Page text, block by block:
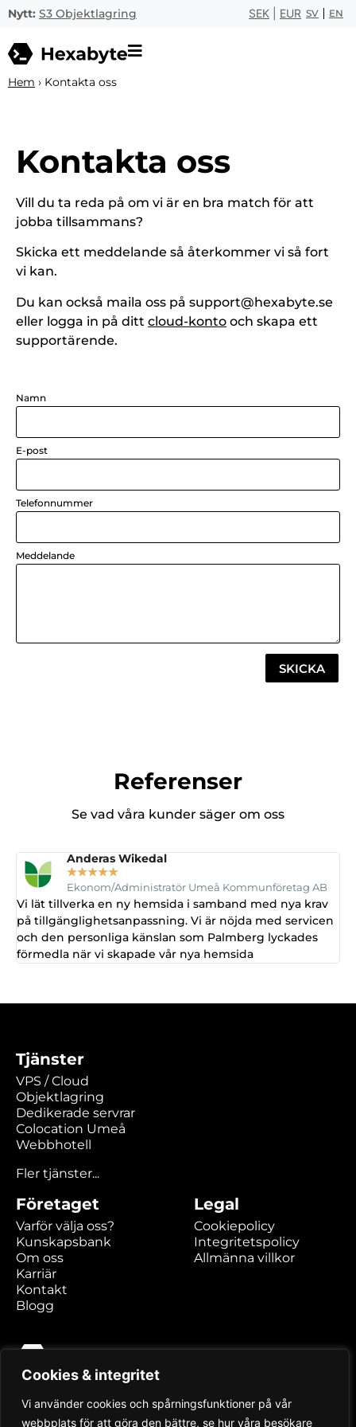
Cookies & integritet
Vi använder cookies och spårningsfunktioner på vår
webbplats för att göra den bättre, se hur våra besökare
Nytt: S3 Objektlagring SEK EUR SV EN
Hem › Kontakta oss
Kontakta oss
Vill du ta reda på om vi är en bra match för att
jobba tillsammans?
Skicka ett meddelande så återkommer vi så fort
vi kan.
Du kan också maila oss på support@hexabyte.se
eller logga in på ditt cloud-konto och skapa ett
supportärende.
Namn
E-post
Telefonnummer
Meddelande
SKICKA
Referenser
Se vad våra kunder säger om oss
Anderas Wikedal
☆☆☆☆☆
Ekonom/Administratör Umeå Kommunföretag AB
Vi lät tillverka en ny hemsida i samband med nya krav
på tillgänglighetsanpassning. Vi är nöjda med servicen
och den personliga känslan som Palmberg lyckades
förmedla när vi skapade vår nya hemsida
Tjänster
VPS / Cloud
Objektlagring
Dedikerade servrar
Colocation Umeå
Webbhotell
Fler tjänster...
Företaget
Varför välja oss?
Kunskapsbank
Om oss
Karriär
Kontakt
Blogg
Legal
Cookiepolicy
Integritetspolicy
Allmänna villkor
Kaserngatan 2
903 47 Umeå